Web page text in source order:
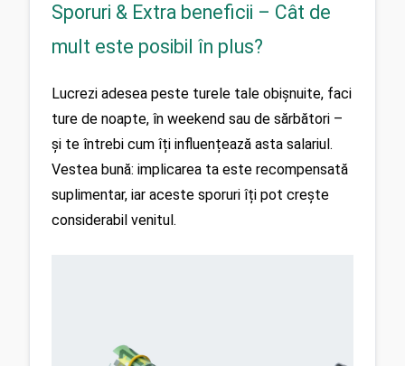
Sporuri & Extra beneficii – Cât de
mult este posibil în plus?
Lucrezi adesea peste turele tale obișnuite, faci
ture de noapte, în weekend sau de sărbători –
și te întrebi cum îți influențează asta salariul.
Vestea bună: implicarea ta este recompensată
suplimentar, iar aceste sporuri îți pot crește
considerabil venitul.